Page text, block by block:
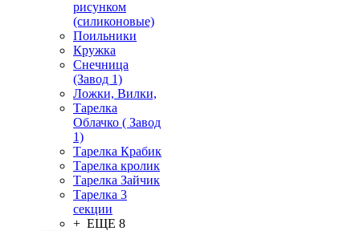
рисунком
(силиконовые)
Поильники
Кружка
Снечница
(Завод 1)
Ложки, Вилки,
Тарелка
Облачко ( Завод
1)
Тарелка Крабик
Тарелка кролик
Тарелка Зайчик
Тарелка 3
секции
+ ЕЩЕ 8